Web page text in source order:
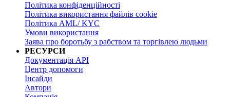
Політика конфіденційності
Політика використання файлів cookie
Політика AML/ KYC
Умови використання
Заява про боротьбу з рабством та торгівлею людьми
РЕСУРСИ
Документація API
Центр допомоги
Інсайди
Автори